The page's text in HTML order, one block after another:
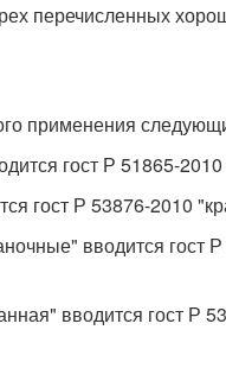
перечисленных
применения
гост Р 51865-
гост Р 53876-2010
вводится гост
вводится гост Р